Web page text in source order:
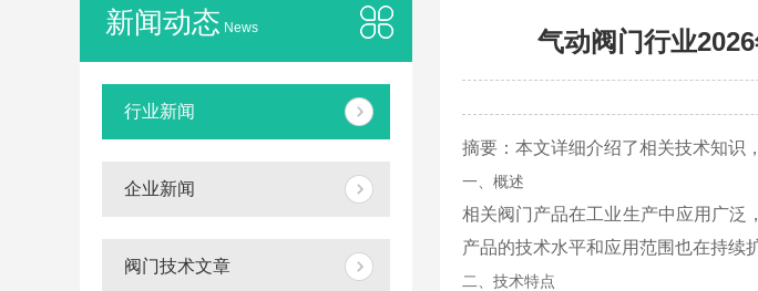
新闻动态 News
行业新闻
企业新闻
阀门技术文章
气动阀门行业
摘要：本文详细介绍了相关技术知识
一、概述
相关阀门产品在工业生产中应用广泛
产品的技术水平和应用范围也在持续
二、技术特点